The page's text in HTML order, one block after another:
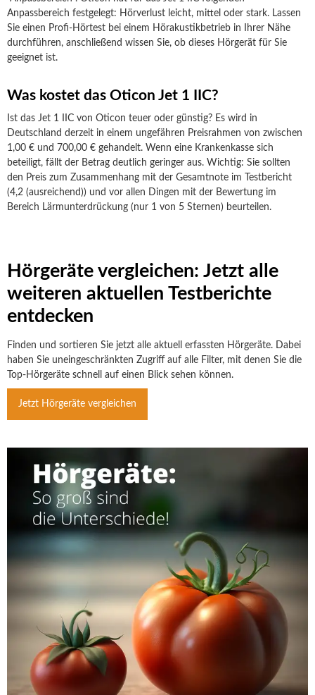
Anpassbereich festgelegt: Hörverlust leicht, mittel oder stark. Lassen
Sie einen Profi-Hörtest bei einem Hörakustikbetrieb in Ihrer Nähe
durchführen, anschließend wissen Sie, ob dieses Hörgerät für Sie
geeignet ist.
Was kostet das Oticon Jet 1 IIC?
Ist das Jet 1 IIC von Oticon teuer oder günstig? Es wird in
Deutschland derzeit in einem ungefähren Preisrahmen von zwischen
1,00 € und 700,00 € gehandelt. Wenn eine Krankenkasse sich
beteiligt, fällt der Betrag deutlich geringer aus. Wichtig: Sie sollten
den Preis zum Zusammenhang mit der Gesamtnote im Testbericht
(4,2 (ausreichend)) und vor allen Dingen mit der Bewertung im
Bereich Lärmunterdrückung (nur 1 von 5 Sternen) beurteilen.
Hörgeräte vergleichen: Jetzt alle
weiteren aktuellen Testberichte
entdecken
Finden und sortieren Sie jetzt alle aktuell erfassten Hörgeräte. Dabei
haben Sie uneingeschränkten Zugriff auf alle Filter, mit denen Sie die
Top-Hörgeräte schnell auf einen Blick sehen können.
Jetzt Hörgeräte vergleichen